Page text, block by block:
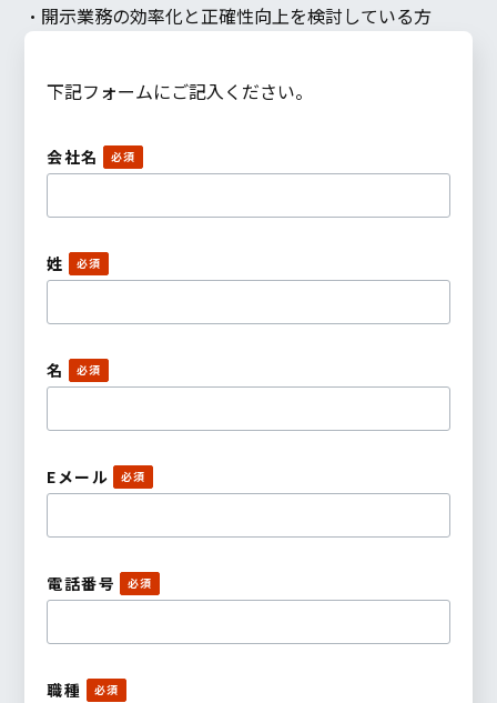
・開示業務の効率化と正確性向上を検討している方
下記フォームにご記入ください。
会社名
姓
名
Eメール
電話番号
職種